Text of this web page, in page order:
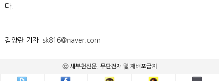
다.
김양란 기자 sk816@naver.com
ⓒ 새부천신문. 무단전재 및 재배포금지